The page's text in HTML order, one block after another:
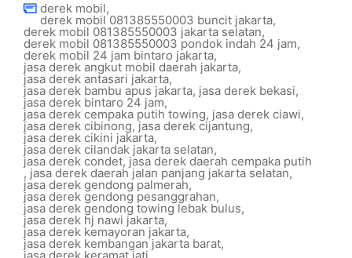
derek mobil,
derek mobil 081385550003 buncit jakarta,
derek mobil 081385550003 jakarta selatan,
derek mobil 081385550003 pondok indah 24 jam,
derek mobil 24 jam bintaro jakarta,
jasa derek angkut mobil daerah jakarta,
jasa derek antasari jakarta,
jasa derek bambu apus jakarta, jasa derek bekasi,
jasa derek bintaro 24 jam,
jasa derek cempaka putih towing, jasa derek ciawi,
jasa derek cibinong,jasa derek cijantung,
jasa derek cikini jakarta,
jasa derek cilandak jakarta selatan,
jasa derek condet, jasa derek daerah cempaka putih
, jasa derek daerah jalan panjang jakarta selatan,
jasa derek gendong palmerah,
jasa derek gendong pesanggrahan,
jasa derek gendong towing lebak bulus,
jasa derek hj nawi jakarta,
jasa derek kemayoran jakarta,
jasa derek kembangan jakarta barat,